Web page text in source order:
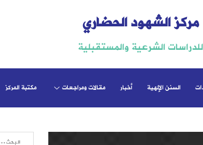
مركز الشهود الحضاري
للدراسات الشرعية والمستقبلية
السنن الإلهية أخبار مقالات ومراجعات مكتبة المركز